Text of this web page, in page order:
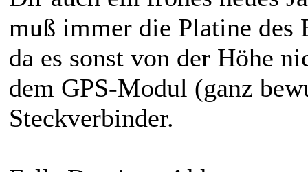
muß immer die Platine
da es sonst von der Höhe
dem GPS-Modul (ganz
Steckverbinder.